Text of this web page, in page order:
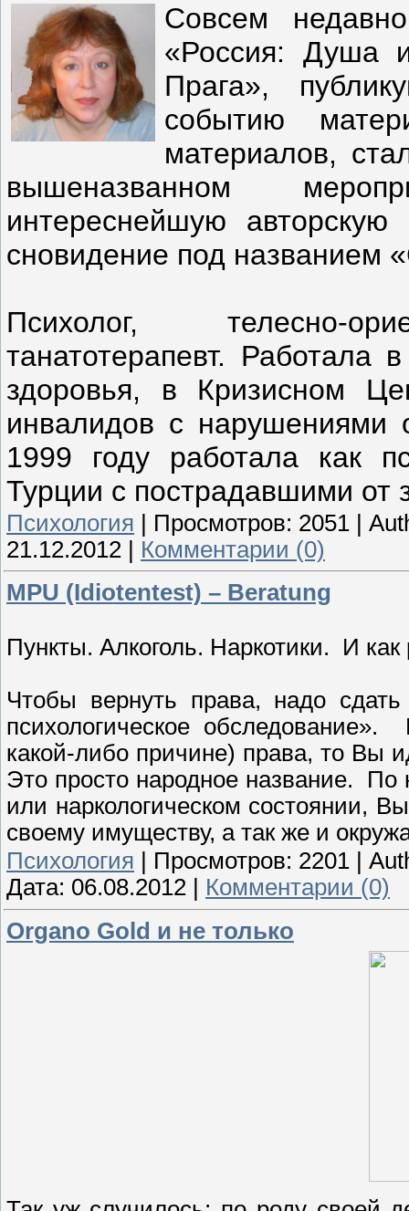
Совсем
«Россия: Душа
Прага»,
событию
материалов,
вышеназванном
интереснейшую
сновидение под названием
Психолог, телесно-
танатотерапевт. Работала
здоровья, в Кризисном
инвалидов с нарушениями
1999 году работала как
Турции с пострадавшими от
Психология | Просмотров: 2051 |
21.12.2012 | Комментарии (0)
MPU (Idiotentest) – Beratung
Пункты. Алкоголь. Наркотики. И как
Чтобы вернуть права, надо
психологическое
какой-либо причине) права, то Вы
Это просто народное название. По
или наркологическом состоянии,
своему имуществу, а так же и
Психология
Просмотров: 2201
Дата: 06.08.2012
Комментарии (0)
Organo Gold и не только